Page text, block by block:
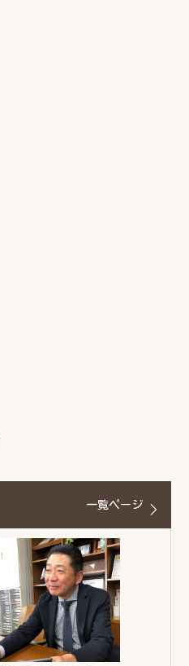
一覧ページ